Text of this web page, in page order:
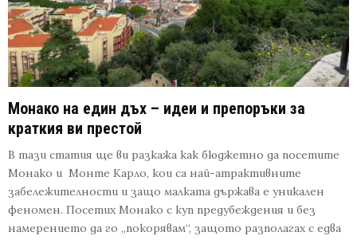
Монако на един дъх – идеи и препоръки за
краткия ви престой
В тази статия ще ви разкажа как бюджетно да посетите
Монако и Монте Карло, кои са най-атрактивните
забележителности и защо малката държава е уникален
феномен. Посетих Монако с куп предубеждения и без
намерението да го „покорявам“, защото разполагах с едва